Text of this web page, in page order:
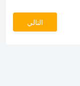
المقال التالي: Gaza : 23 000 repas chauds dans les camps de déplacés
التالي